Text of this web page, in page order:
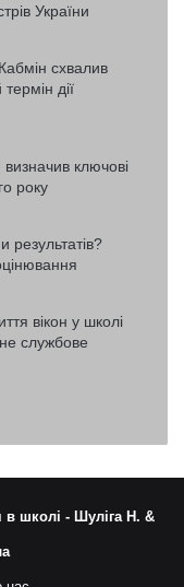
України
схвалив
дії
ключові
року
вікон у школі
службове
в школі - Шуліга Н. &